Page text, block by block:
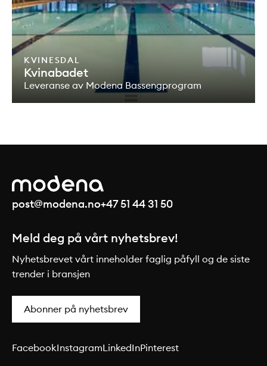
KVINESDAL
Kvinabadet
Leveranse av Modena Bassengprogram
post@modena.no+47 51 44 31 50
Meld deg på vårt nyhetsbrev!
Nyhetsbrevet vårt inneholder faglig påfyll og de siste
trender i bransjen
Abonner på nyhetsbrev
FacebookInstagramLinkedInPinterest